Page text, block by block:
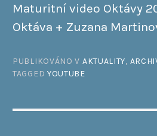
Maturitní video Oktávy
Oktáva + Zuzana
PUBLIKOVÁNO V AKTUALITY,
TAGGED YOUTUBE